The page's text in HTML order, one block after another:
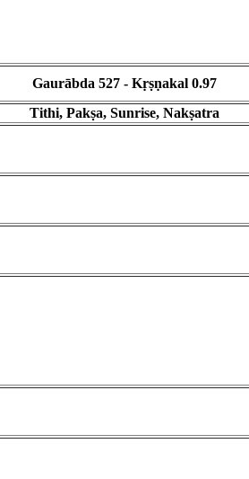
Gaurābda 527 - Kṛṣṇakal 0.97
Tithi, Pakṣa, Sunrise, Nakṣatra